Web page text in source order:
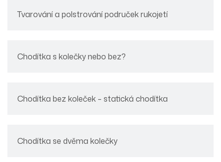
Tvarování a polstrování područek rukojetí
Chodítka s kolečky nebo bez?
Chodítka bez koleček – statická chodítka
Chodítka se dvěma kolečky